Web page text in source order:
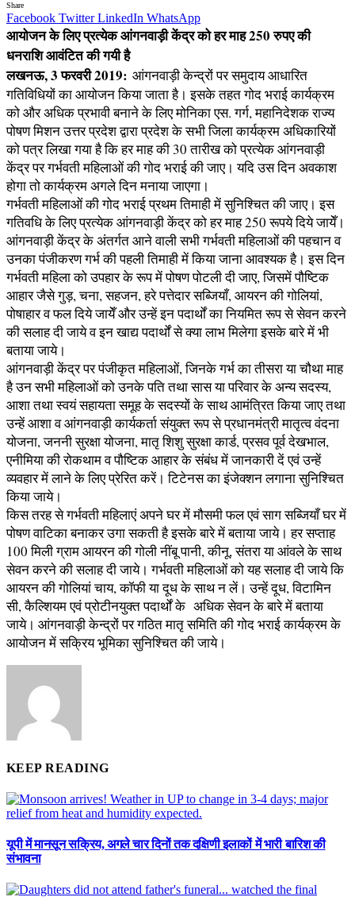
Share
Facebook Twitter LinkedIn WhatsApp
आयोजन के लिए प्रत्येक आंगनवाड़ी केंद्र को हर माह 250 रुपए की
धनराशि आवंटित की गयी है
लखनऊ, 3 फरवरी 2019: आंगनवाड़ी केन्द्रों पर समुदाय आधारित
गतिविधियों का आयोजन किया जाता है। इसके तहत गोद भराई कार्यक्रम
को और अधिक प्रभावी बनाने के लिए मोनिका एस. गर्ग, महानिदेशक राज्य
पोषण मिशन उत्तर प्रदेश द्वारा प्रदेश के सभी जिला कार्यक्रम अधिकारियों
को पत्र लिखा गया है कि हर माह की 30 तारीख को प्रत्येक आंगनवाड़ी
केंद्र पर गर्भवती महिलाओं की गोद भराई की जाए। यदि उस दिन अवकाश
होगा तो कार्यक्रम अगले दिन मनाया जाएगा।
गर्भवती महिलाओं की गोद भराई प्रथम तिमाही में सुनिश्चित की जाए। इस
गतिवधि के लिए प्रत्येक आंगनवाड़ी केंद्र को हर माह 250 रूपये दिये जायेँ।
आंगनवाड़ी केंद्र के अंतर्गत आने वाली सभी गर्भवती महिलाओं की पहचान व
उनका पंजीकरण गर्भ की पहली तिमाही में किया जाना आवश्यक है। इस दिन
गर्भवती महिला को उपहार के रूप में पोषण पोटली दी जाए, जिसमें पौष्टिक
आहार जैसे गुड़, चना, सहजन, हरे पत्तेदार सब्जियाँ, आयरन की गोलियां,
पोषाहार व फल दिये जायेँ और उन्हें इन पदार्थों का नियमित रूप से सेवन करने
की सलाह दी जाये व इन खाद्य पदार्थों से क्या लाभ मिलेगा इसके बारे में भी
बताया जाये।
आंगनवाड़ी केंद्र पर पंजीकृत महिलाओं, जिनके गर्भ का तीसरा या चौथा माह
है उन सभी महिलाओं को उनके पति तथा सास या परिवार के अन्य सदस्य,
आशा तथा स्वयं सहायता समूह के सदस्यों के साथ आमंत्रित किया जाए तथा
उन्हें आशा व आंगनवाड़ी कार्यकर्ता संयुक्त रूप से प्रधानमंत्री मातृत्व वंदना
योजना, जननी सुरक्षा योजना, मातृ शिशु सुरक्षा कार्ड, प्रसव पूर्व देखभाल,
एनीमिया की रोकथाम व पौष्टिक आहार के संबंध में जानकारी दें एवं उन्हें
व्यवहार में लाने के लिए प्रेरित करें। टिटेनस का इंजेक्शन लगाना सुनिश्चित
किया जाये।
किस तरह से गर्भवती महिलाएं अपने घर में मौसमी फल एवं साग सब्जियाँ घर में
पोषण वाटिका बनाकर उगा सकती है इसके बारे में बताया जाये। हर सप्ताह
100 मिली ग्राम आयरन की गोली नींबू पानी, कीनू, संतरा या आंवले के साथ
सेवन करने की सलाह दी जाये। गर्भवती महिलाओं को यह सलाह दी जाये कि
आयरन की गोलियां चाय, कॉफी या दूध के साथ न लें। उन्हें दूध, विटामिन
सी, कैल्शियम एवं प्रोटीनयुक्त पदार्थों के अधिक सेवन के बारे में बताया
जाये। आंगनवाड़ी केन्द्रों पर गठित मातृ समिति की गोद भराई कार्यक्रम के
आयोजन में सक्रिय भूमिका सुनिश्चित की जाये।
KEEP READING
यूपी में मानसून सक्रिय, अगले चार दिनों तक दक्षिणी इलाकों में भारी बारिश की
संभावना